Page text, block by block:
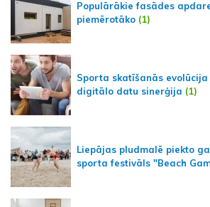
Populārākie fasādes
piemērotāko (1)
Sporta skatīšanās
digitālo datu sinerģija (1)
Liepājas pludmalē piekto
sporta festivāls "Beach